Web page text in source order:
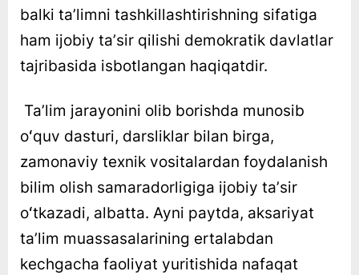
balki taʼlimni tashkillashtirishning sifatiga
ham ijobiy taʼsir qilishi demokratik davlatlar
tajribasida isbotlangan haqiqatdir.
Taʼlim jarayonini olib borishda munosib
oʻquv dasturi, darsliklar bilan birga,
zamonaviy texnik vositalardan foydalanish
bilim olish samaradorligiga ijobiy taʼsir
oʻtkazadi, albatta. Ayni paytda, aksariyat
taʼlim muassasalarining ertalabdan
kechgacha faoliyat yuritishida nafaqat